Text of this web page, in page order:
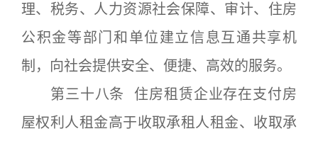
理、税务、人力资源社会保障、审计、住房
公积金等部门和单位建立信息互通共享机
制，向社会提供安全、便捷、高效的服务。
第三十八条 住房租赁企业存在支付房
屋权利人租金高于收取承租人租金、收取承